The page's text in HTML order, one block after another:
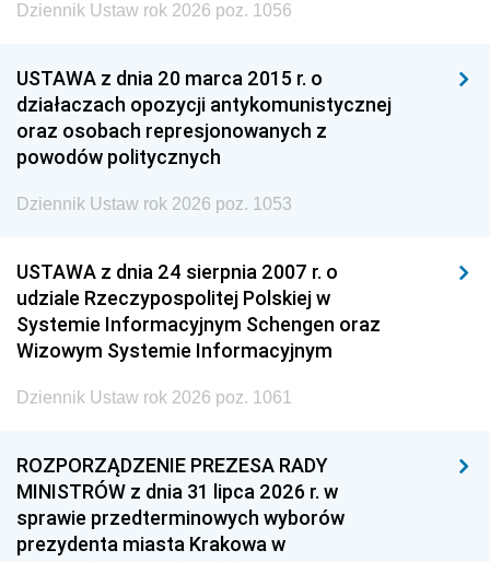
Dziennik Ustaw rok 2026 poz. 1056
USTAWA z dnia 20 marca 2015 r. o
działaczach opozycji antykomunistycznej
oraz osobach represjonowanych z
powodów politycznych
Dziennik Ustaw rok 2026 poz. 1053
USTAWA z dnia 24 sierpnia 2007 r. o
udziale Rzeczypospolitej Polskiej w
Systemie Informacyjnym Schengen oraz
Wizowym Systemie Informacyjnym
Dziennik Ustaw rok 2026 poz. 1061
ROZPORZĄDZENIE PREZESA RADY
MINISTRÓW z dnia 31 lipca 2026 r. w
sprawie przedterminowych wyborów
prezydenta miasta Krakowa w